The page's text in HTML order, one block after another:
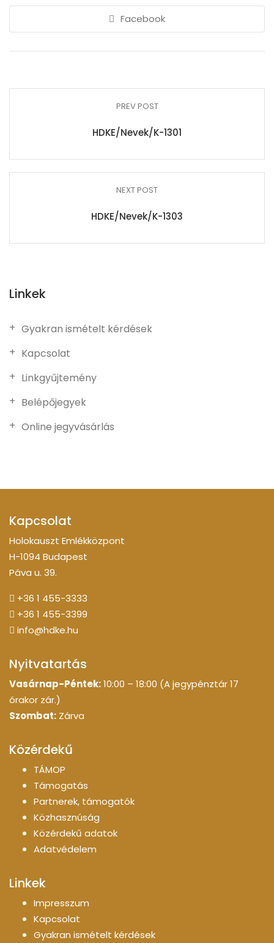
Facebook
PREV POST
HDKE/Nevek/K-1301
NEXT POST
HDKE/Nevek/K-1303
Linkek
Gyakran ismételt kérdések
Kapcsolat
Linkgyűjtemény
Belépőjegyek
Online jegyvásárlás
Kapcsolat
Holokauszt Emlékközpont
H-1094 Budapest
Páva u. 39.
+36 1 455-3333
+36 1 455-3399
info@hdke.hu
Nyitvatartás
Vasárnap-Péntek:10:00 – 18:00 (A jegypénztár 17
órakor zár.)
Szombat: Zárva
Közérdekű
TÁMOP
Támogatás
Partnerek, támogatók
Közhasznúság
Közérdekű adatok
Adatvédelem
Linkek
Impresszum
Kapcsolat
Gyakran ismételt kérdések